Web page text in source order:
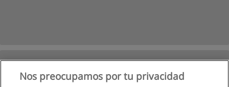
Nos preocupamos por tu privacidad